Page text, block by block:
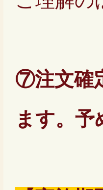
⑦注文確
ます。